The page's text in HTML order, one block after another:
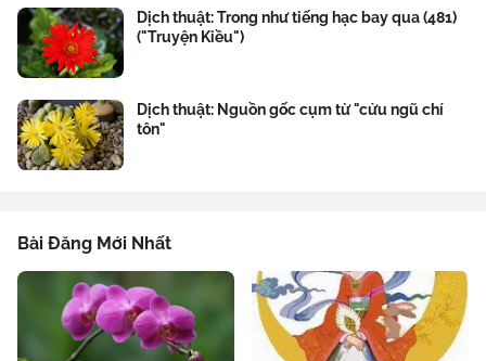
Dịch thuật: Trong như tiếng hạc bay qua (481)
("Truyện Kiều")
Dịch thuật: Nguồn gốc cụm từ "cửu ngũ chí
tôn"
Bài Đăng Mới Nhất